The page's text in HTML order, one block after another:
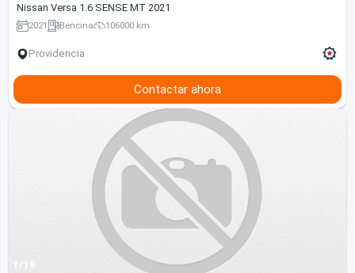
Nissan Versa 1.6 SENSE MT 2021
2021 Bencina 106000 km
Providencia
Contactar ahora
1/19